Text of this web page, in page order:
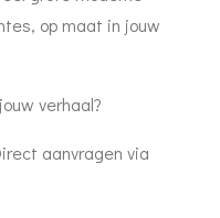
op maat in jouw
verhaal?
aanvragen via